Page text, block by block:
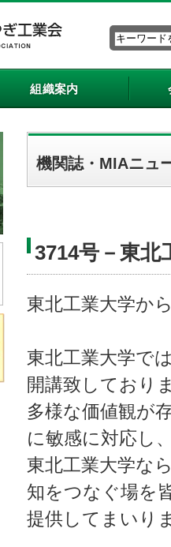
組織案内
機関誌・MIAニュ
3714号－東
東北工業大学か
東北工業大学で
開講致しており
多様な価値観が
に敏感に対応し
東北工業大学な
知をつなぐ場を
提供してまいり